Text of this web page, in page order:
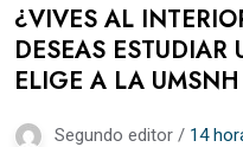
¿VIVES AL
DESEAS
ELIGE A LA UMSNH
Segundo editor / 14